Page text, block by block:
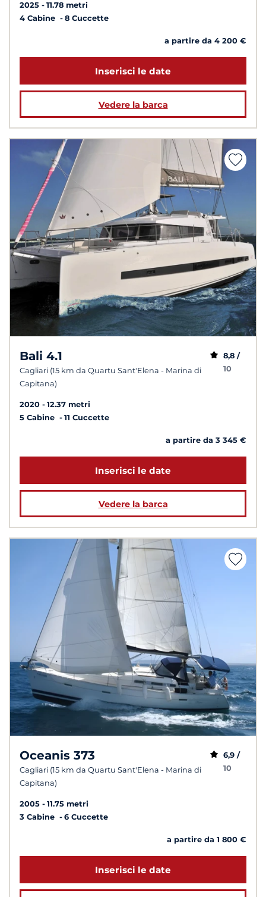
2025
11.78 metri
4 Cabine
8 Cuccette
a partire da 4 200 €
Inserisci le date
Vedere la barca
Bali 4.1
Cagliari (15 km da Quartu Sant'Elena - Marina di
Capitana)
8,8 /
10
2020
12.37 metri
5 Cabine
11 Cuccette
a partire da 3 345 €
Inserisci le date
Vedere la barca
Oceanis 373
Cagliari (15 km da Quartu Sant'Elena - Marina di
Capitana)
6,9 /
10
2005
11.75 metri
3 Cabine
6 Cuccette
a partire da 1 800 €
Inserisci le date